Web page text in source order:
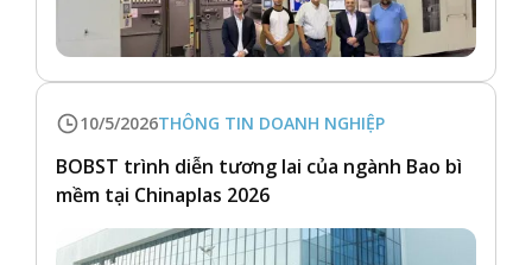
10/5/2026THÔNG TIN DOANH NGHIỆP
BOBST trình diễn tương lai của ngành Bao bì
mềm tại Chinaplas 2026